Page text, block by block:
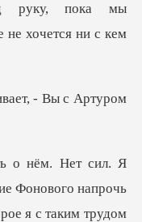
а мы
- Вы с Ар
Фонового напрочь